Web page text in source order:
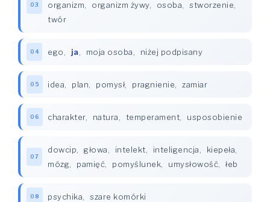
03
organizm
organizm żywy, osoba stworzenie
twór
04 ego ja moja osoba niżej podpisany
05 idea plan pomysł, pragnienie zamiar
06 charakter, natura temperament usposobienie
07
dowcip głowa intelekt inteligencja kiepeła
mózg
pamięć pomyślunek umysłowość łeb
08 psychika szare komórki